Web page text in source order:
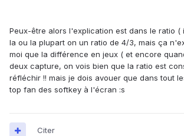
Peux-être alors l'explication est dans le ratio (
la ou la plupart on un ratio de 4/3, mais ça
moi que la différence en jeux ( et encore
deux capture, on vois bien que la ratio est
réfléchir !! mais je dois avouer que dans tout
top fan des softkey à l'écran :s
Citer